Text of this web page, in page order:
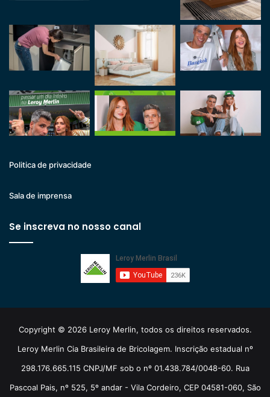
Politica de privacidade
Sala de imprensa
Se inscreva no nosso canal
Copyright © 2026 Leroy Merlin, todos os direitos reservados.
Leroy Merlin Cia Brasileira de Bricolagem. Inscrição estadual nº
298.176.665.115 CNPJ/MF sob o nº 01.438.784/0048-60. Rua
Pascoal Pais, nº 525, 5º andar - Vila Cordeiro, CEP 04581-060, São